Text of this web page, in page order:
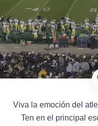
Viva la emoción del
Ten en el principal